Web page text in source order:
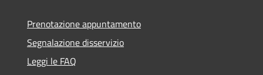
Prenotazione appuntamento
Segnalazione disservizio
Leggi le FAQ